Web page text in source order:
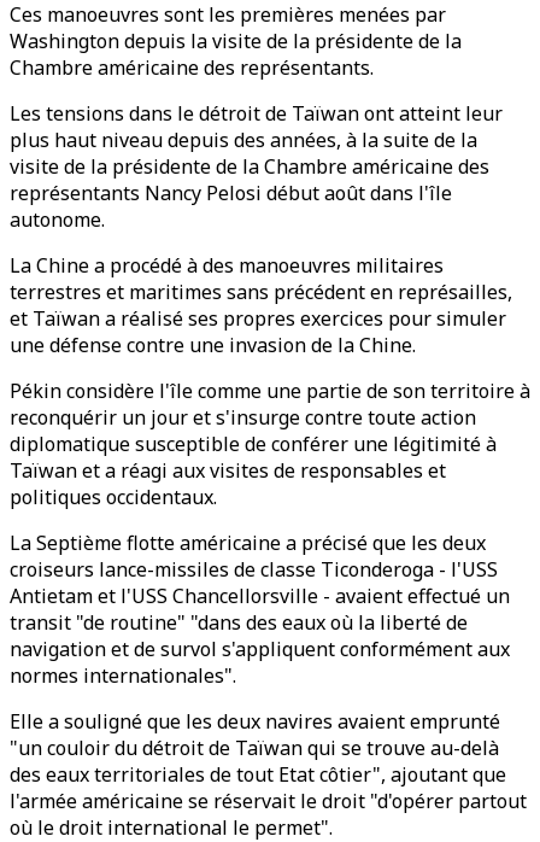
Ces manoeuvres sont les premières menées par
Washington depuis la visite de la présidente de la
Chambre américaine des représentants.
Les tensions dans le détroit de Taïwan ont atteint leur
plus haut niveau depuis des années, à la suite de la
visite de la présidente de la Chambre américaine des
représentants Nancy Pelosi début août dans l'île
autonome.
La Chine a procédé à des manoeuvres militaires
terrestres et maritimes sans précédent en représailles,
et Taïwan a réalisé ses propres exercices pour simuler
une défense contre une invasion de la Chine.
Pékin considère l'île comme une partie de son territoire à
reconquérir un jour et s'insurge contre toute action
diplomatique susceptible de conférer une légitimité à
Taïwan et a réagi aux visites de responsables et
politiques occidentaux.
La Septième flotte américaine a précisé que les deux
croiseurs lance-missiles de classe Ticonderoga - l'USS
Antietam et l'USS Chancellorsville - avaient effectué un
transit "de routine" "dans des eaux où la liberté de
navigation et de survol s'appliquent conformément aux
normes internationales".
Elle a souligné que les deux navires avaient emprunté
"un couloir du détroit de Taïwan qui se trouve au-delà
des eaux territoriales de tout Etat côtier", ajoutant que
l'armée américaine se réservait le droit "d'opérer partout
où le droit international le permet".